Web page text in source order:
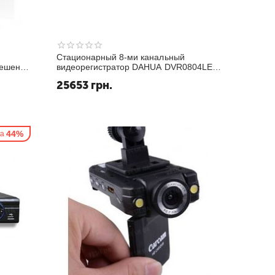
Стационарный 8-ми канальный
видеорегистратор DAHUA DVR0804LE-S
25653 грн.
44%